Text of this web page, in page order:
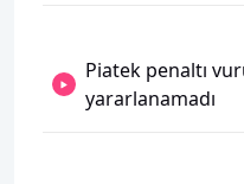
Piatek penaltı
yararlanamadı